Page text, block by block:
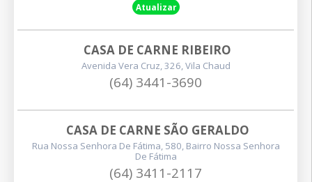
Atualizar
CASA DE CARNE RIBEIRO
Avenida Vera Cruz, 326, Vila Chaud
(64) 3441-3690
CASA DE CARNE SÃO GERALDO
Rua Nossa Senhora De Fátima, 580, Bairro Nossa Senhora
De Fátima
(64) 3411-2117